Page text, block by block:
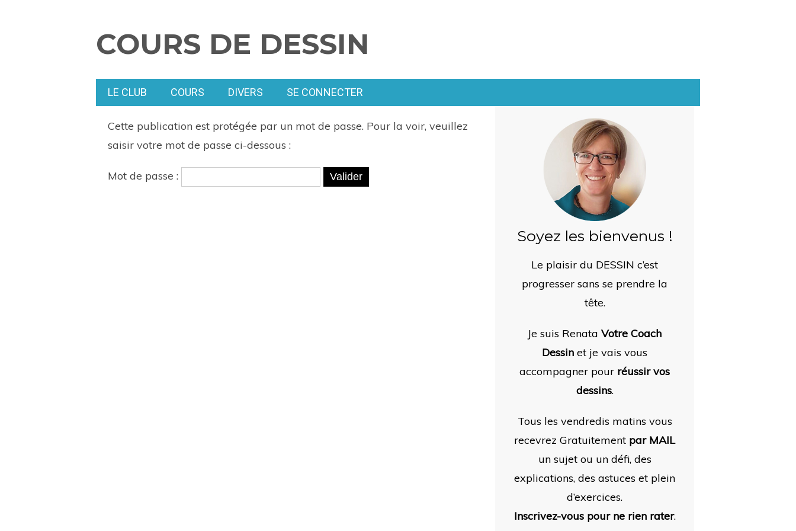
COURS DE DESSIN
LE CLUB COURS DIVERS SE CONNECTER
Cette publication est protégée par un mot de passe. Pour la voir, veuillez
saisir votre mot de passe ci-dessous :
Mot de passe :
Soyez les bienvenus !
Le plaisir du DESSIN c’est
progresser sans se prendre la
tête.
Je suis RenataVotre Coach
Dessin et je vais vous
accompagner pour réussir vos
dessins.
Tous les vendredis matins vous
recevrez Gratuitement par MAIL
un sujet ou un défi, des
explications, des astuces et plein
d’exercices.
Inscrivez-vous pour ne rien rater.